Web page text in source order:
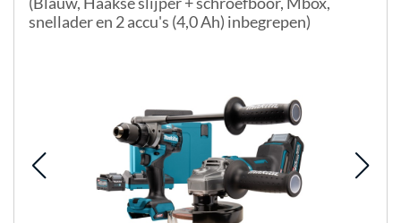
snellader en 2 accu's (4,0 Ah) inbegrepen)